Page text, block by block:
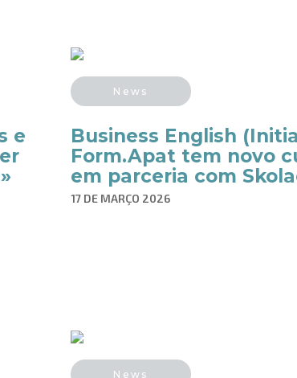
e
News
Business English
Form.Apat tem novo
em parceria com
17 DE MARÇO 2026
News